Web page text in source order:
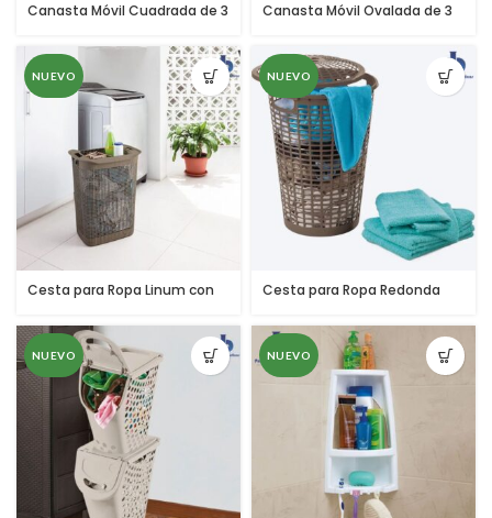
Canasta Móvil Cuadrada de 3
Canasta Móvil Ovalada de 3
NUEVO
Cesta para Ropa Linum con
NUEVO
Cesta para Ropa Redonda
NUEVO NUEVO